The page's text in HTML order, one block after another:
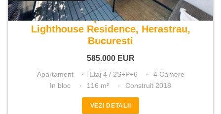
De vanzare apartament 4 camere
Lighthouse Residence, Herastrau,
Bucuresti
585.000 EUR
Apartament Etaj 4 / 2S+P+6
4 Camere
In bloc
116 m² Construit 2018
VEZI DETALII